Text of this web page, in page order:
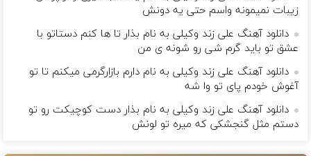
زيبات نمیمونه واسم حتی یه دونش
دانلود آهنگ علی زند وکیلی به نام بذار تا ها كنم دستاتو با
عشق تو باید گرم شی رو شونه ى من
دانلود آهنگ علی زند وکیلی به نام دارم بازارگرمی میكنم تا تو
آغوش خودم پای تو وا شه
دانلود آهنگ علی زند وکیلی به نام بذار دست كوچیكت رو تو
دستم مثل گنجشكی كه میره تو لونش